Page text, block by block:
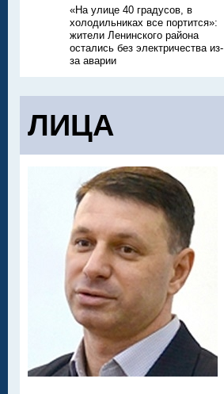
«На улице 40 градусов, в
холодильниках все портится»:
жители Ленинского района
остались без электричества из-
за аварии
ЛИЦА